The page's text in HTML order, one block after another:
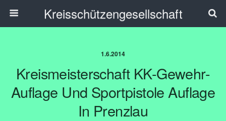
Kreisschützengesellschaft
1.6.2014
Kreismeisterschaft KK-Gewehr-
Auflage Und Sportpistole Auflage
In Prenzlau